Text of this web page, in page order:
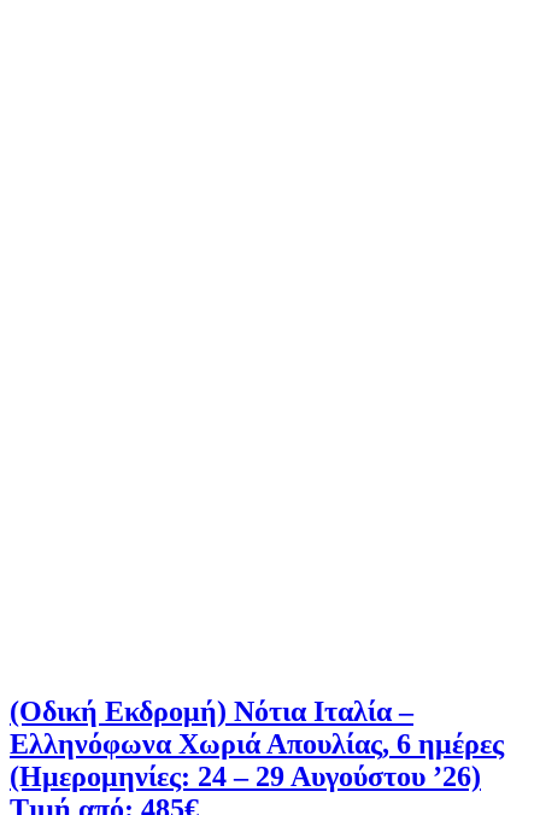
(Οδική Εκδρομή) Νότια Ιταλία –
Ελληνόφωνα Χωριά Απουλίας, 6 ημέρες
(Ημερομηνίες: 24 – 29 Αυγούστου ’26)